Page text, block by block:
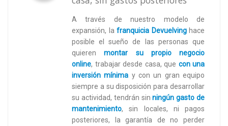
A través de nuestro modelo de
expansión, la franquicia Devuelvinghace
posible el sueño de las personas que
quierenmontar su propio negocio
online, trabajar desde casa, que con una
inversión mínima y con un gran equipo
siempre a su disposición para desarrollar
su actividad, tendrán sinningún gasto de
mantenimiento, sin locales, ni pagos
posteriores, la garantía de no perder